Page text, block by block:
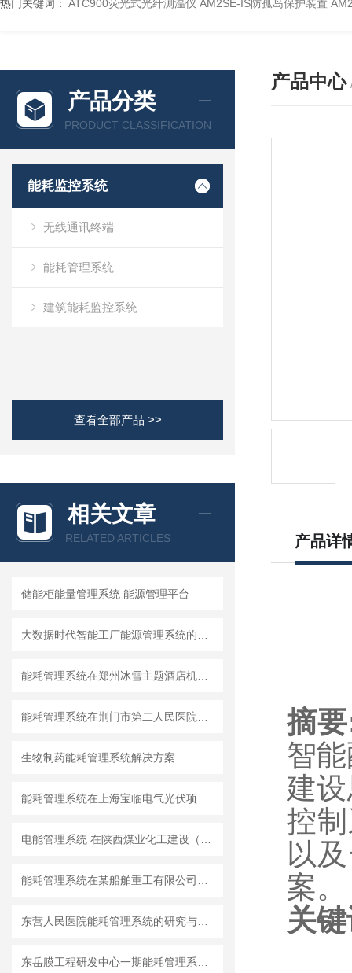
热门关键词： ATC900荧光式光纤测温仪 AM2SE-IS防孤岛保护装置
产品分类
PRODUCT CLASSIFICATION
能耗监控系统
无线通讯终端
能耗管理系统
建筑能耗监控系统
查看全部产品 >>
相关文章
RELATED ARTICLES
储能柜能量管理系统 能源管理平台
生物制药能耗管理系统解决方案
产品中心
产品详
摘要
智
建
控
以
案。
关